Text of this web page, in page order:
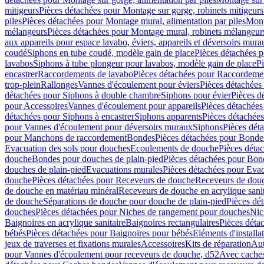
mitigeursPièces détachées pour Montage sur gorge, robinets mitigeurs
pilesPièces détachées pour Montage mural, alimentation par piles
mélangeursPièces détachées pour Montage mural, robinets
aux appareils pour espace lavabo, éviers, appareils et déversoirs
coudéSiphons en tube coudé, modèle gain de placePièces détachées
lavabosSiphons à tube plongeur pour lavabos, modèle gain de place
encastrerRaccordements de lavaboPièces détachées pour
trop-pleinRallongesVannes d'écoulement pour éviersPièces
détachées pour Siphons à double chambreSiphons pour évierPièces
pour AccessoiresVannes d'écoulement pour appareilsPièces
détachées pour Siphons à encastrerSiphons apparentsPièces
pour Vannes d'écoulement pour déversoirs murauxSiphonsPièces
pour Manchons de raccordementBondesPièces détachées pour
Evacuation des sols pour douchesEcoulements de douchePièces
doucheBondes pour douches de plain-piedPièces détachées pour
douches de plain-piedEvacuations muralesPièces détachées pour
douchePièces détachées pour Receveurs de doucheReceveurs de
de douche en matériau minéralReceveurs de douche en acrylique
de doucheSéparations de douche pour douche de plain-piedPièces
douchesPièces détachées pour Niches de rangement pour douches
Baignoires en acrylique sanitaireBaignoires rectangulairesPièces
bébésPièces détachées pour Baignoires pour bébésEléments
jeux de traverses et fixations muralesAccessoiresKits de réparation
pour Vannes d'écoulement pour receveurs de douche, d52Avec